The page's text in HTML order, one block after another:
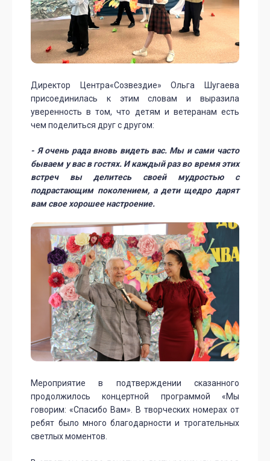
Директор Центра«Созвездие» Ольга Шугаева
присоединилась к этим словам и выразила
уверенность в том, что детям и ветеранам есть
чем поделиться друг с другом:
- Я очень рада вновь видеть вас. Мы и сами часто
бываем у вас в гостях. И каждый раз во время этих
встреч вы делитесь своей мудростью с
подрастающим поколением, а дети щедро дарят
вам свое хорошее настроение.
Мероприятие в подтверждении сказанного
продолжилось концертной программой «Мы
говорим: «Спасибо Вам». В творческих номерах от
ребят было много благодарности и трогательных
светлых моментов.